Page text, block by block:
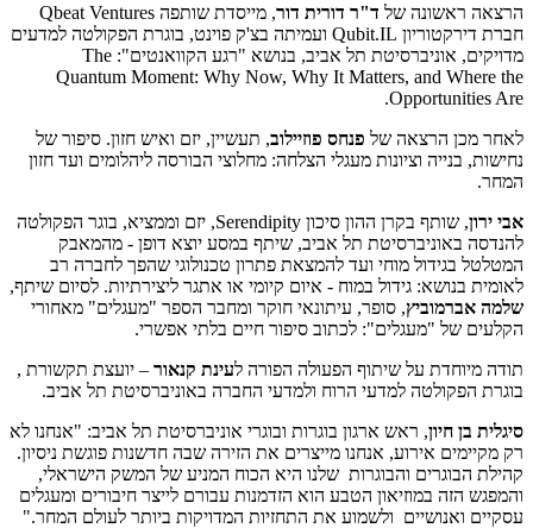
הרצאה ראשונה של ד"ר דורית דור
, מייסדת שותפה Qbeat Ventures
חברת דירקטוריון Qubit.IL ועמיתה בצ'ק פוינט, בוגרת הפקולטה למדעים
מדויקים, אוניברסיטת תל אביב, בנושא "רגע הקוואנטים": The
Quantum Moment: Why Now, Why It Matters, and Where the
Opportunities Are.
לאחר מכן הרצאה של פנחס פוזיילוב, תעשיין, יזם ואיש חזון. סיפור של
נחישות, בנייה וציונות מעגלי הצלחה: מחלוצי הבורסה ליהלומים ועד חזון
המחר.
אבי ירון
, שותף בקרן ההון סיכון Serendipity, יזם וממציא, בוגר הפקולטה
להנדסה באוניברסיטת תל אביב, שיתף במסע יוצא דופן - מהמאבק
המטלטל בגידול מוחי ועד להמצאת פתרון טכנולוגי שהפך לחברה רב
לאומית בנושא: גידול במוח - איום קיומי או אתגר ליצירתיות. לסיום שיתף,
שלמה אברמוביץ, סופר, עיתונאי חוקר ומחבר הספר "מעגלים" מאחורי
הקלעים של "מעגלים": לכתוב סיפור חיים בלתי אפשרי.
תודה מיוחדת על שיתוף הפעולה הפורה לעינת קנאור – יועצת תקשורת ,
בוגרת הפקולטה למדעי הרוח ולמדעי החברה באוניברסיטת תל אביב.
סיגלית בן חיון, ראש ארגון בוגרות ובוגרי אוניברסיטת תל אביב: "אנחנו לא
רק מקיימים אירוע, אנחנו מייצרים את הזירה שבה חדשנות פוגשת ניסיון.
קהילת הבוגרים והבוגרות שלנו היא הכוח המניע של המשק הישראלי,
והמפגש הזה במוזיאון הטבע הוא הזדמנות עבורם לייצר חיבורים ומעגלים
עסקיים ואנושיים ולשמוע את התחזיות המדויקות ביותר לעולם המחר."